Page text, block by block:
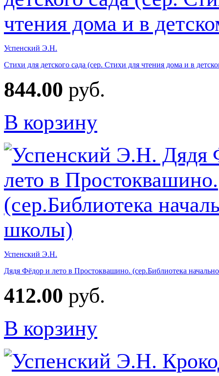
Успенский Э.Н.
Стихи для детского сада (сер. Стихи для чтения дома и в
844.00 руб.
В корзину
Успенский Э.Н.
Дядя Фёдор и лето в Простоквашино. (сер.Библиотека
412.00 руб.
В корзину